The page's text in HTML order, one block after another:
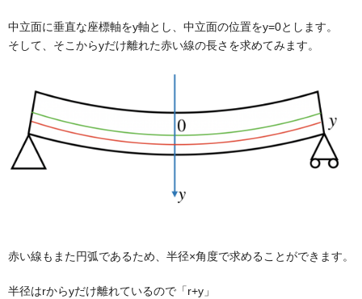
中立面に垂直な座標軸をy軸とし、中立面の位置をy=0とします。
そして、そこからyだけ離れた赤い線の長さを求めてみます。
赤い線もまた円弧であるため、半径×角度で求めることができます。
半径はrからyだけ離れているので「r+y」